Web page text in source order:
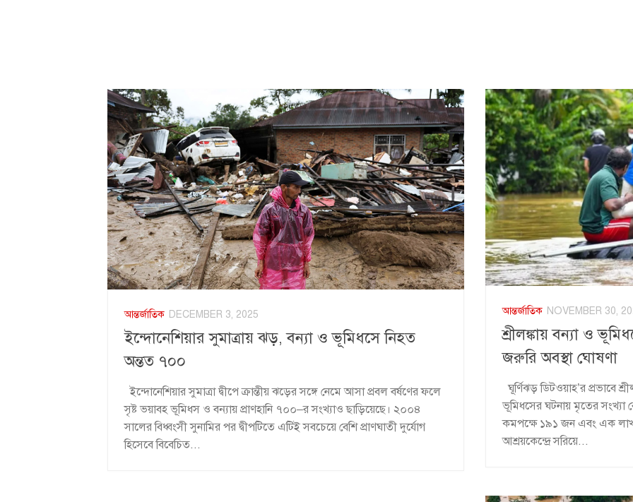
আন্তর্জাতিক DECEMBER 3, 2025
ইন্দোনেশিয়ার সুমাত্রায় ঝড়, বন্যা ও ভূমিধসে নিহত
অন্তত ৭০০
ইন্দোনেশিয়ার সুমাত্রা দ্বীপে ক্রান্তীয় ঝড়ের সঙ্গে নেমে আসা প্রবল বর্ষণের ফলে
সৃষ্ট ভয়াবহ ভূমিধস ও বন্যায় প্রাণহানি ৭০০–র সংখ্যাও ছাড়িয়েছে। ২০০৪
সালের বিধ্বংসী সুনামির পর দ্বীপটিতে এটিই সবচেয়ে বেশি প্রাণঘাতী দুর্যোগ
হিসেবে বিবেচিত...
আন্তর্জাতিক NOVEMBER 30,
শ্রীলঙ্কায় বন্যা ও
জরুরি অবস্থা ঘোষণা
ঘূর্ণিঝড় ডিটওয়াহ’র প্রভাবে
ভূমিধসের ঘটনায় মৃতের সংখ্যা
কমপক্ষে ১৯১ জন এবং এক লাখ
আশ্রয়কেন্দ্রে সরিয়ে...